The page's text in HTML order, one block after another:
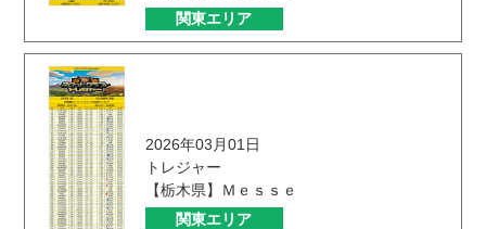
関東エリア
2026年03月01日
トレジャー
【栃木県】Ｍｅｓｓｅ
関東エリア